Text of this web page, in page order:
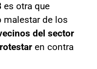
es otra que
malestar de los
del sector
en contra